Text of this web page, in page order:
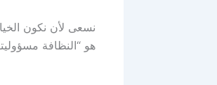
نسعى لأن نكون
هو “النظافة